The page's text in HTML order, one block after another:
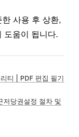
사용 후 상환,
도움이 됩니다.
티 | PDF 편집 필기
저당권설정 절차 및